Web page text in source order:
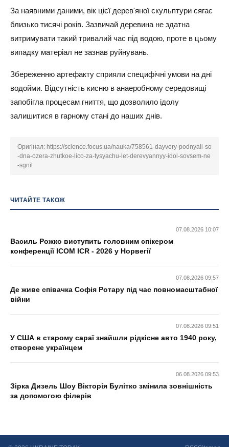
За наявними даними, вік цієї дерев'яної скульптури сягає
близько тисячі років. Зазвичай деревина не здатна
витримувати такий тривалий час під водою, проте в цьому
випадку матеріал не зазнав руйнувань.
Збереженню артефакту сприяли специфічні умови на дні
водойми. Відсутність кисню в анаеробному середовищі
запобігла процесам гниття, що дозволило ідолу
залишитися в гарному стані до наших днів.
Оригінал: https://science.focus.ua/nauka/758561-dayvery-podnyali-so
-dna-ozera-zhutkoe-lico-za-tysyachu-let-derevyannyy-idol-sovsem-ne
-sgnil
ЧИТАЙТЕ ТАКОЖ
07.08.2026 10:07
Василь Рожко виступить головним спікером
конференції ICOM ICR - 2026 у Норвегії
07.08.2026 09:57
Де живе співачка Софія Ротару під час повномасштабної
війни
07.08.2026 09:51
У США в старому сараї знайшли рідкісне авто 1940 року,
створене українцем
06.08.2026 09:53
Зірка Дизель Шоу Вікторія Булітко змінила зовнішність
за допомогою філерів